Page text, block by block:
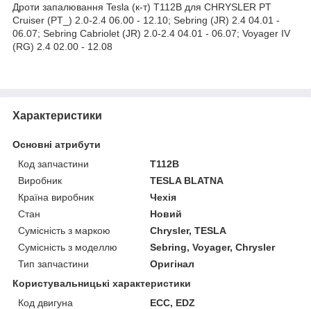
Дроти запалювання Tesla (к-т) T112B для CHRYSLER PT
Cruiser (PT_) 2.0-2.4 06.00 - 12.10; Sebring (JR) 2.4 04.01 -
06.07; Sebring Cabriolet (JR) 2.0-2.4 04.01 - 06.07; Voyager IV
(RG) 2.4 02.00 - 12.08
Характеристики
Основні атрибути
Код запчастини
T112B
Виробник
TESLA BLATNA
Країна виробник
Чехія
Стан
Новий
Сумісність з маркою
Chrysler, TESLA
Сумісність з моделлю
Sebring, Voyager, Chrysler
Тип запчастини
Оригінал
Користувальницькі характеристики
Код двигуна
ECC, EDZ